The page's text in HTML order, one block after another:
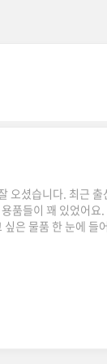
오셨습니다. 최근 출
품들이 꽤 있었어요.
은 물품 한 눈에 들
천 물품에 대해 호불
있어야 하는 엄마 용품
면 민망할까봐 망..